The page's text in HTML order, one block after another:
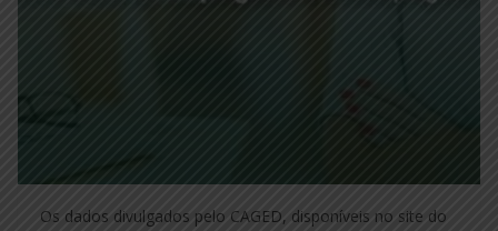
Os dados divulgados pelo CAGED, disponíveis no site do